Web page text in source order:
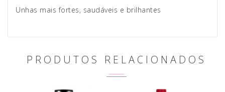
Unhas mais fortes, saudáveis e brilhantes
PRODUTOS RELACIONADOS